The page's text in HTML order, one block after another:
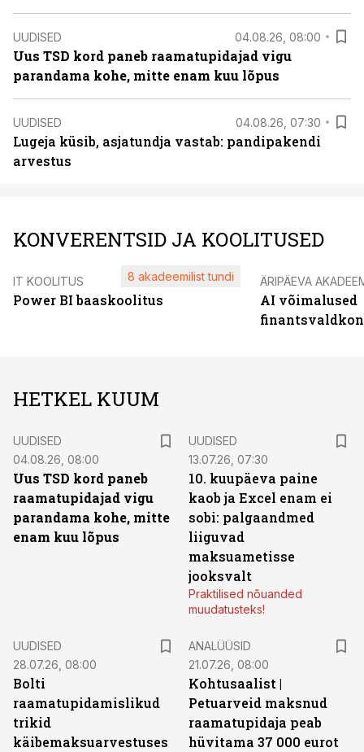
UUDISED 04.08.26, 08:00
Uus TSD kord paneb raamatupidajad vigu
parandama kohe, mitte enam kuu lõpus
UUDISED 04.08.26, 07:30
Lugeja küsib, asjatundja vastab: pandipakendi
arvestus
KONVERENTSID JA KOOLITUSED
IT KOOLITUS
Power BI baaskoolitus
8 akadeemilist tundi ÄRIPÄEVA
AI võimalused
HETKEL KUUM
UUDISED
04.08.26, 08:00
Uus TSD kord paneb
raamatupidajad vigu
parandama kohe, mitte
enam kuu lõpus
UUDISED
13.07.26, 07:30
10. kuupäeva paine
kaob ja Excel enam ei
sobi: palgaandmed
liiguvad
maksuametisse
jooksvalt
Praktilised nõuanded
muudatusteks!
UUDISED
28.07.26, 08:00
Bolti
raamatupidamislikud
trikid
käibemaksuarvestuses
ANALÜÜSID
21.07.26, 08:00
Kohtusaalist |
Petuarveid maksnud
raamatupidaja peab
hüvitama 37 000 eurot